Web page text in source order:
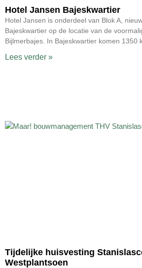
Hotel Jansen Bajeskwartier
Hotel Jansen is onderdeel van Blok A,
Bajeskwartier op de locatie van de
Bijlmerbajes. In Bajeskwartier komen 1350
Lees verder »
Tijdelijke huisvesting
Westplantsoen